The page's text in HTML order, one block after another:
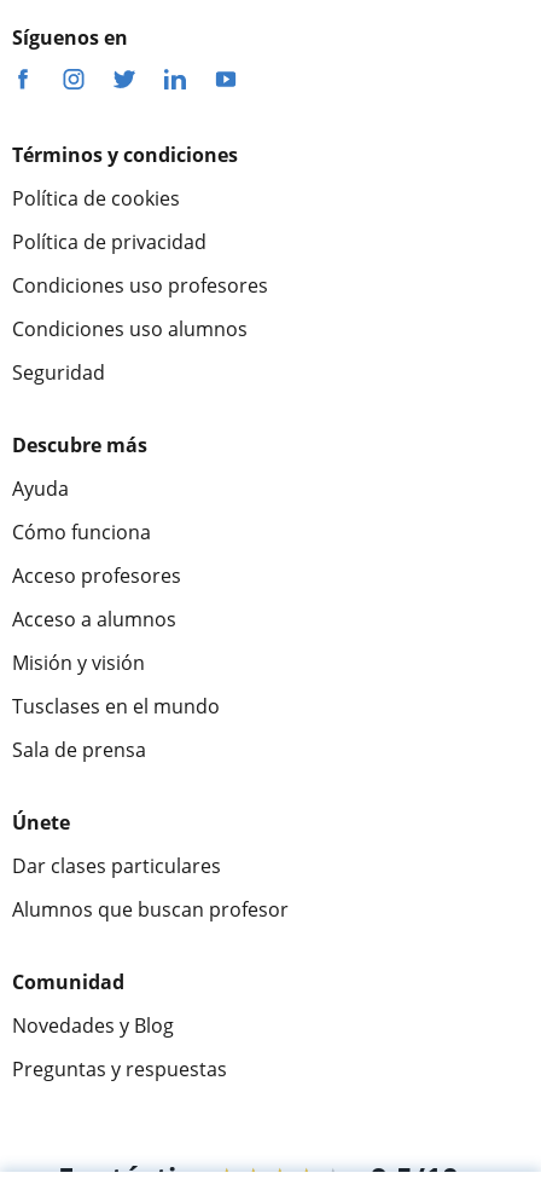
Síguenos en
Términos y condiciones
Política de cookies
Política de privacidad
Condiciones uso profesores
Condiciones uso alumnos
Seguridad
Descubre más
Ayuda
Cómo funciona
Acceso profesores
Acceso a alumnos
Misión y visión
Tusclases en el mundo
Sala de prensa
Únete
Dar clases particulares
Alumnos que buscan profesor
Comunidad
Novedades y Blog
Preguntas y respuestas
Fantástica★★★★★ 9,5/10